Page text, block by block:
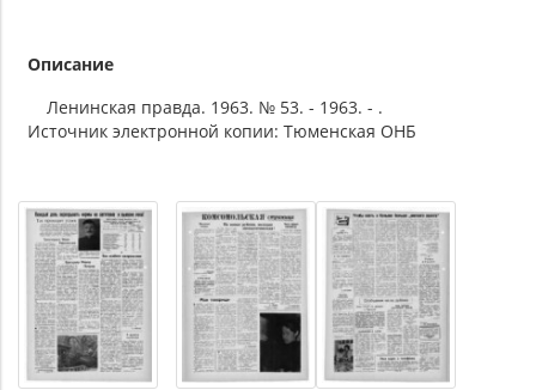
Описание
Ленинская правда. 1963. № 53. - 1963. - .
Источник электронной копии: Тюменская ОНБ